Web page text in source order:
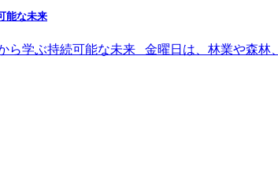
能な未来
ら学ぶ持続可能な未来 金曜日は、林業や森